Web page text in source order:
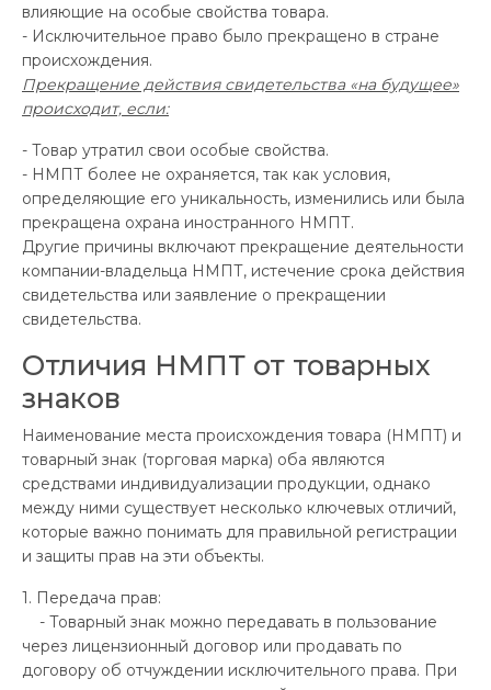
влияющие на особые свойства товара.
- Исключительное право было прекращено в стране
происхождения.
Прекращение действия свидетельства «на будущее»
происходит, если:
- Товар утратил свои особые свойства.
- НМПТ более не охраняется, так как условия,
определяющие его уникальность, изменились или была
прекращена охрана иностранного НМПТ.
Другие причины включают прекращение деятельности
компании-владельца НМПТ, истечение срока действия
свидетельства или заявление о прекращении
свидетельства.
Отличия НМПТ от товарных
знаков
Наименование места происхождения товара (НМПТ) и
товарный знак (торговая марка) оба являются
средствами индивидуализации продукции, однако
между ними существует несколько ключевых отличий,
которые важно понимать для правильной регистрации
и защиты прав на эти объекты.
1. Передача прав:
- Товарный знак можно передавать в пользование
через лицензионный договор или продавать по
договору об отчуждении исключительного права. При